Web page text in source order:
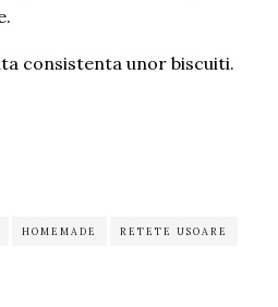
consistenta unor biscuiti.
HOMEMADE RETETE USOARE